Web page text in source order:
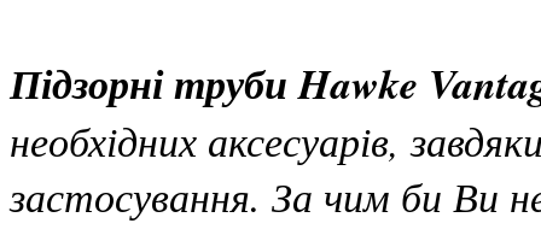
Підзорні труби Hawke
необхідних аксесуарів,
застосування. За чим би Ви